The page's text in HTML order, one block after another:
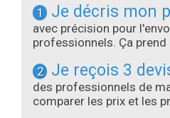
1 Je décris mon
avec précision pour
professionnels. Ça
2 Je reçois 3
des professionnels de
comparer les prix et les